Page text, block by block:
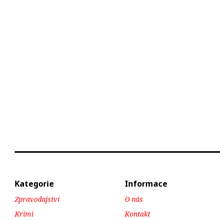
Kategorie
Zpravodajství
Krimi
Informace
O nás
Kontakt